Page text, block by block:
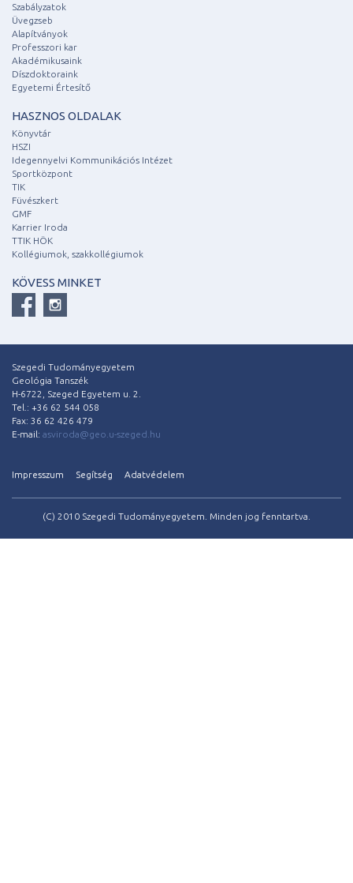
Szabályzatok
Üvegzseb
Alapítványok
Professzori kar
Akadémikusaink
Díszdoktoraink
Egyetemi Értesítő
HASZNOS OLDALAK
Könyvtár
HSZI
Idegennyelvi Kommunikációs Intézet
Sportközpont
TIK
Füvészkert
GMF
Karrier Iroda
TTIK HÖK
Kollégiumok, szakkollégiumok
KÖVESS MINKET
Szegedi Tudományegyetem
Geológia Tanszék
H-6722, Szeged Egyetem u. 2.
Tel.: +36 62 544 058
Fax: 36 62 426 479
E-mail: asviroda@geo.u-szeged.hu
Impresszum Segítség Adatvédelem
(C) 2010 Szegedi Tudományegyetem. Minden jog fenntartva.